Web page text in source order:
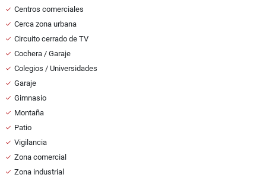
Centros comerciales
Cerca zona urbana
Circuito cerrado de TV
Cochera / Garaje
Colegios / Universidades
Garaje
Gimnasio
Montaña
Patio
Vigilancia
Zona comercial
Zona industrial